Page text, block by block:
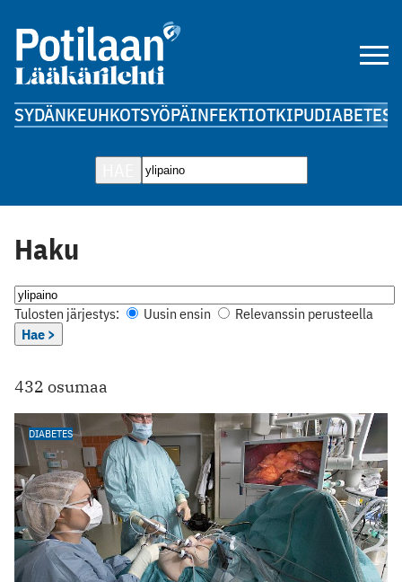
SYDÄNKEUHKOTSYÖPÄINFEKTIOTKIPUDIABETES
Haku
Tulosten järjestys: Uusin ensin
Relevanssin perusteella
Hae >
432 osumaa
DIABETES